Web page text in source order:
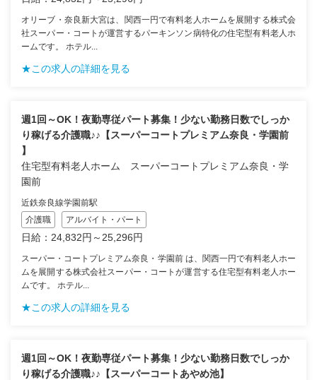
オリーブ・奈良新大宮は、関西一円で有料老人ホームを展開する株式会
社スーパー・コートが運営するパーキンソン病特化の住宅型有料老人ホ
ームです。 ホテル...
★この求人の詳細を見る
週1回～OK！夜勤専従パート募集！少ない勤務日数でしっか
り稼げる介護職♪♪【スーパーコートプレミアム奈良・学園前
】
住宅型有料老人ホーム スーパーコートプレミアム奈良・学
園前
近鉄奈良線学園前駅
介護職
アルバイト・パート
日給：24,832円～25,296円
スーパー・コートプレミアム奈良・学園前 は、関西一円で有料老人ホー
ムを展開する株式会社スーパー・コートが運営する住宅型有料老人ホー
ムです。 ホテル...
★この求人の詳細を見る
週1回～OK！夜勤専従パート募集！少ない勤務日数でしっか
り稼げる介護職♪♪【スーパーコートあやめ池】